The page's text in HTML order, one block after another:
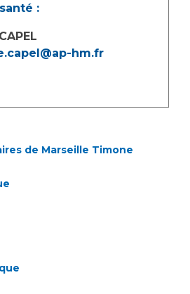
(CDU)
des Usagers
et de sécurité des soins
:
hm.fr
de Marseille Timone